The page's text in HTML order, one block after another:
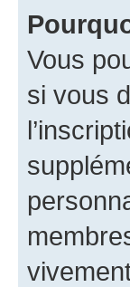
Vous
si vous